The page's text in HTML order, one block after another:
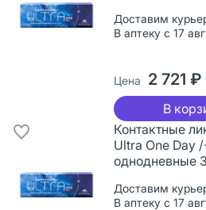
Доставим
В аптеку с 17
Цена 2 721 ₽
В
Контактные
Ultra One Day
однодневные
Доставим
В аптеку с 17